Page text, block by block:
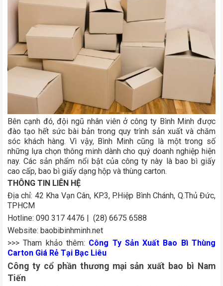
Bên cạnh đó, đội ngũ nhân viên ở công ty Bình Minh được
đào tạo hết sức bài bản trong quy trình sản xuất và chăm
sóc khách hàng. Vì vậy, Bình Minh cũng là một trong số
những lựa chọn thông minh dành cho quý doanh nghiệp hiện
nay. Các sản phẩm nổi bật của công ty này là bao bì giấy
cao cấp, bao bì giấy dạng hộp và thùng carton.
THÔNG TIN LIÊN HỆ
Địa chỉ: 42 Kha Vạn Cân, KP.3, P.Hiệp Bình Chánh, Q.Thủ Đức,
TPHCM
Hotline: 090 317 4476 | (28) 6675 6588
Website: baobibinhminh.net
>>> Tham khảo thêm: Công Ty Sản Xuất Bao Bì Thùng
Carton Giá Rẻ Tại Bạc Liêu
Công ty cổ phần thương mại sản xuất bao bì Nam
Tiến